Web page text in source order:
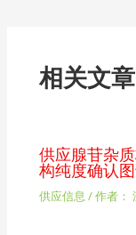
相关文章
供应腺苷杂
构纯度确认图
供应信息 / 作者：